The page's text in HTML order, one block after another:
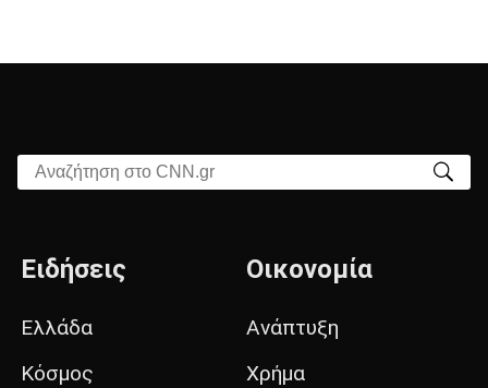
Αναζήτηση στο CNN.gr
Ειδήσεις
Ελλάδα
Κόσμος
Οικονομία
Ανάπτυξη
Χρήμα